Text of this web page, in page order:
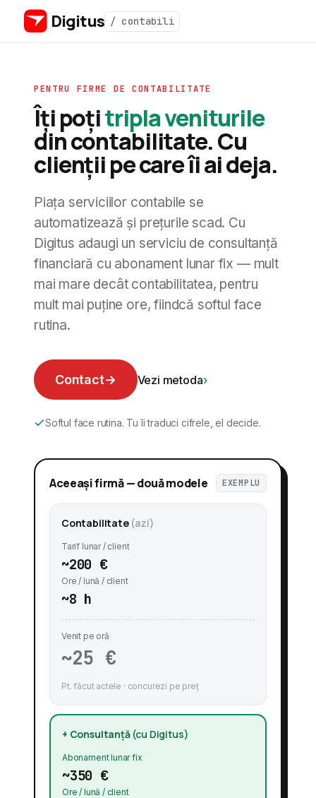
Digitus / contabili
PENTRU FIRME DE CONTABILITATE
Îți poțitripla veniturile
din contabilitate. Cu
clienții pe care îi ai deja.
Piața serviciilor contabile se
automatizează și prețurile scad. Cu
Digitus adaugi un serviciu de consultanță
financiară cu abonament lunar fix — mult
mai mare decât contabilitatea, pentru
mult mai puține ore, fiindcă softul face
rutina.
Contact→ Vezi metoda›
Softul face rutina. Tu îi traduci cifrele, el decide.
Aceeași firmă — două modele EXEMPLU
Contabilitate (azi)
Tarif lunar / client
~200 €
Ore / lună / client
~8 h
Venit pe oră
~25 €
Pt. făcut actele · concurezi pe preț
+ Consultanță (cu Digitus)
Abonament lunar fix
~350 €
Ore / lună / client